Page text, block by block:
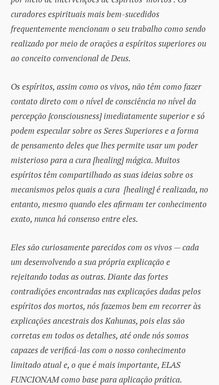
curadores espirituais mais bem-sucedidos
frequentemente mencionam o seu trabalho como sendo
realizado por meio de orações a espíritos superiores ou
ao conceito convencional de Deus.
Os espíritos, assim como os vivos, não têm como fazer
contato direto com o nível de consciência no nível da
percepção [consciousness] imediatamente superior e só
podem especular sobre os Seres Superiores e a forma
de pensamento deles que lhes permite usar um poder
misterioso para a cura [healing] mágica. Muitos
espíritos têm compartilhado as suas ideias sobre os
mecanismos pelos quais a cura [healing] é realizada, no
entanto, mesmo quando eles afirmam ter conhecimento
exato, nunca há consenso entre eles.
Eles são curiosamente parecidos com os vivos — cada
um desenvolvendo a sua própria explicação e
rejeitando todas as outras. Diante das fortes
contradições encontradas nas explicações dadas pelos
espíritos dos mortos, nós fazemos bem em recorrer às
explicações ancestrais dos Kahunas, pois elas são
corretas em todos os detalhes, até onde nós somos
capazes de verificá-las com o nosso conhecimento
limitado atual e, o que é mais importante, ELAS
FUNCIONAM como base para aplicação prática.